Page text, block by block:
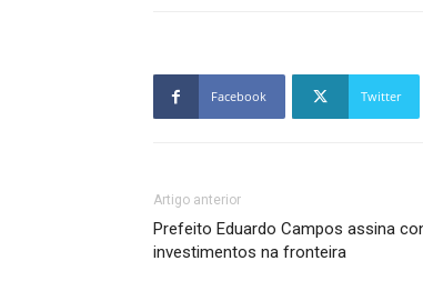
Facebook Twitter
Artigo anterior
Prefeito Eduardo Campos assina
investimentos na fronteira